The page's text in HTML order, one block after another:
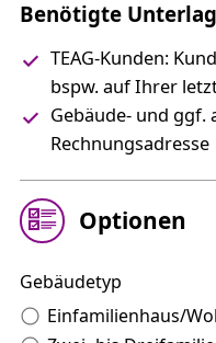
Benötigte
TEAG-Kunden:
bspw. auf Ihrer
Gebäude- und ggf.
Rechnungsadresse
Optionen
Gebäudetyp
Einfamilienhaus/